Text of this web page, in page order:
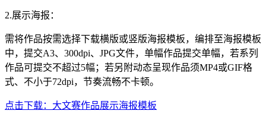
2.展示海报：
需将作品按需选择下载横版或竖版海报模板，编排至海报模板
中，提交A3、300dpi、JPG文件，单幅作品提交单幅，若系列
作品可提交不超过5幅；若另附动态呈现作品须MP4或GIF格
式、不小于72dpi，节奏流畅不卡顿。
点击下载：大文赛作品展示海报模板